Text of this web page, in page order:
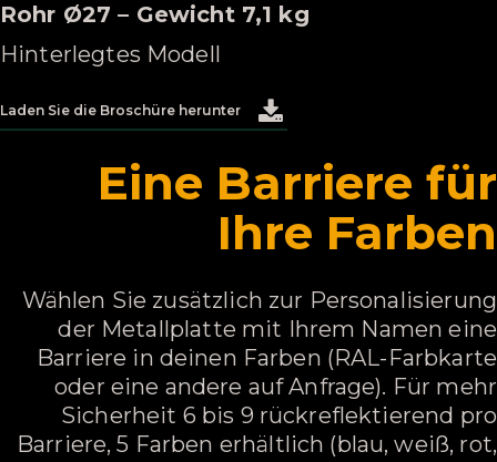
Rohr Ø27 – Gewicht 7,1 kg
Hinterlegtes Modell
Laden Sie die Broschüre herunter
Eine Barriere für
Ihre Farben
Wählen Sie zusätzlich zur Personalisierung
der Metallplatte mit Ihrem Namen eine
Barriere in deinen Farben (RAL-Farbkarte
oder eine andere auf Anfrage). Für mehr
Sicherheit 6 bis 9 rückreflektierend pro
Barriere, 5 Farben erhältlich (blau, weiß, rot,